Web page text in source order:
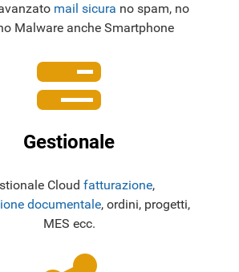
mail sicura no spam, no
Malware anche Smartphone
Gestionale
Cloud fatturazione,
documentale, ordini, progetti,
MES ecc.